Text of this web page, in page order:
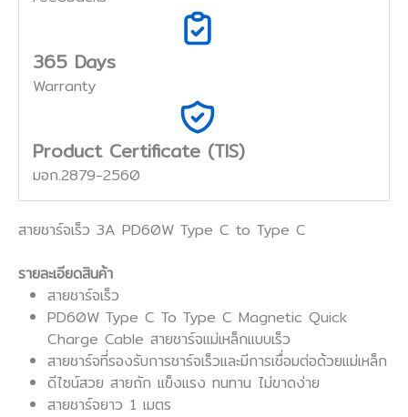
365 Days
Warranty
Product Certificate (TIS)
มอก.2879-2560
สายชาร์จเร็ว 3A PD60W Type C to Type C
รายละเอียดสินค้า
สายชาร์จเร็ว
PD60W Type C To Type C Magnetic Quick
Charge Cable สายชาร์จแม่เหล็กแบบเร็ว
สายชาร์จที่รองรับการชาร์จเร็วและมีการเชื่อมต่อด้วยแม่เหล็ก
ดีไซน์สวย สายถัก เเข็งเเรง ทนทาน ไม่ขาดง่าย
สายชาร์จยาว 1 เมตร